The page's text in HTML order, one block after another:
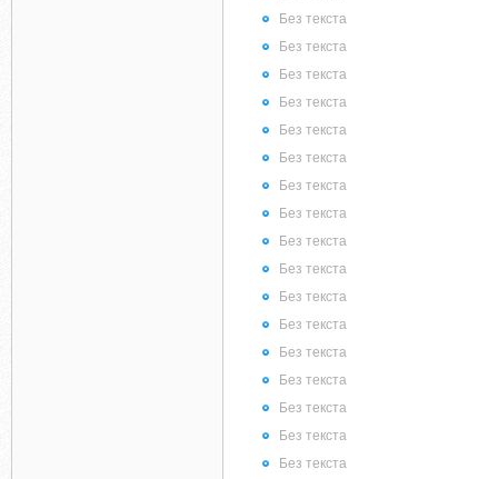
Без текста
Без текста
Без текста
Без текста
Без текста
Без текста
Без текста
Без текста
Без текста
Без текста
Без текста
Без текста
Без текста
Без текста
Без текста
Без текста
Без текста